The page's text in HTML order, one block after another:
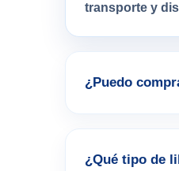
transporte y
¿Puedo
¿Qué tipo de